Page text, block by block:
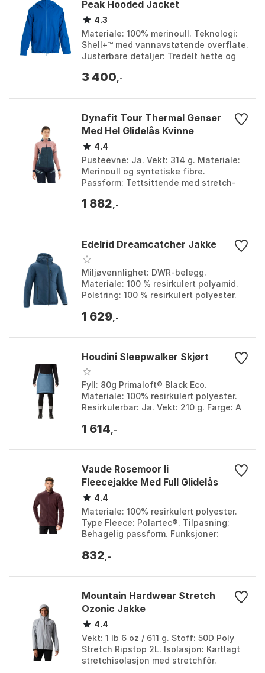
Peak Hooded Jacket
4.3
Materiale: 100% merinoull. Teknologi:
Shell+™ med vannavstøtende overflate.
Justerbare detaljer: Tredelt hette og
funksjoner: Tei...
3 400 ,-
Dynafit Tour Thermal Genser
Med Hel Glidelås Kvinne
4.4
Pusteevne: Ja. Vekt: 314 g. Materiale:
Merinoull og syntetiske fibre.
Passform: Tettsittende med stretch-
Mokarosa. Størrelse: L,...
1 882 ,-
Edelrid Dreamcatcher Jakke
Miljøvennlighet: DWR-belegg.
Materiale: 100 % resirkulert polyamid.
Polstring: 100 % resirkulert polyester.
bevegelsesfrihet. Farg...
1 629 ,-
Houdini Sleepwalker Skjørt
Fyll: 80g Primaloft® Black Eco.
Materiale: 100% resirkulert polyester.
Resirkulerbar: Ja. Vekt: 210 g. Farge: A
Sandsto...
1 614 ,-
Vaude Rosemoor Ii
Fleecejakke Med Full Glidelås
4.4
Materiale: 100% resirkulert polyester.
Type Fleece: Polartec®. Tilpasning:
Behagelig passform. Funksjoner:
livet. Farge...
832 ,-
Mountain Hardwear Stretch
Ozonic Jakke
4.4
Vekt: 1 lb 6 oz / 611 g. Stoff: 50D Poly
Stretch Ripstop 2L. Isolasjon: Kartlagt
stretchisolasjon med stretchfôr.